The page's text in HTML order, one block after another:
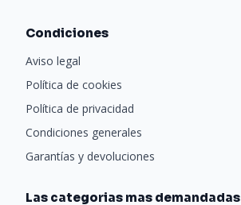
Condiciones
Aviso legal
Política de cookies
Política de privacidad
Condiciones generales
Garantías y devoluciones
Las categorias mas demandadas